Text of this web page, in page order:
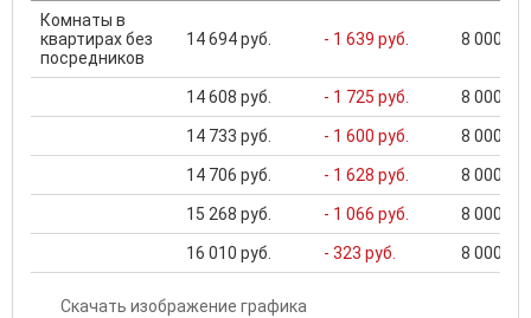
Комнаты в
квартирах без
посредников
14 694 руб. - 1 639 руб. 8 000 ...
14 608 руб. - 1 725 руб. 8 000 ...
14 733 руб. - 1 600 руб. 8 000 ...
14 706 руб. - 1 628 руб. 8 000 ...
15 268 руб. - 1 066 руб. 8 000 ...
16 010 руб. - 323 руб. 8 000 ...
Скачать изображение графика